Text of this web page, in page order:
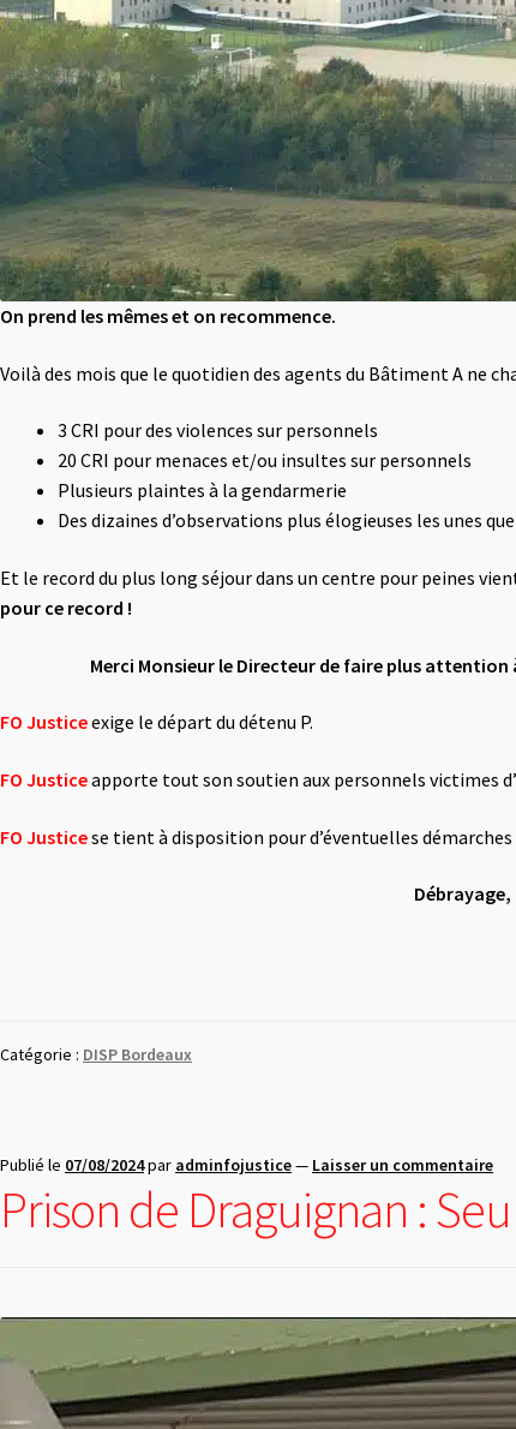
On prend les mêmes et on recommence.
Voilà des mois que le quotidien des agents du Bâtiment A ne
3 CRI pour des violences sur personnels
20 CRI pour menaces et/ou insultes sur personnels
Plusieurs plaintes à la gendarmerie
Des dizaines d’observations plus élogieuses les unes
Et le record du plus long séjour dans un centre pour peines
pour ce record !
Merci Monsieur le Directeur de faire plus attention
FO Justiceexige le départ du détenu P.
FO Justiceapporte tout son soutien aux personnels victimes
FO Justicese tient à disposition pour d’éventuelles
Débrayage,
Catégorie : DISP Bordeaux
Publié le 07/08/2024par adminfojustice— Laisser un commentaire
Prison de Draguignan :